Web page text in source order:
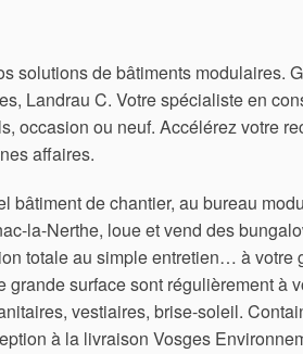
solutions de bâtiments modulaires.
Landrau C. Votre spécialiste en
occasion ou neuf. Accélérez votre
affaires.
bâtiment de chantier, au bureau
la-Nerthe, loue et vend des
totale au simple entretien… à
grande surface sont régulièrement à
vestiaires, brise-soleil.
à la livraison Vosges